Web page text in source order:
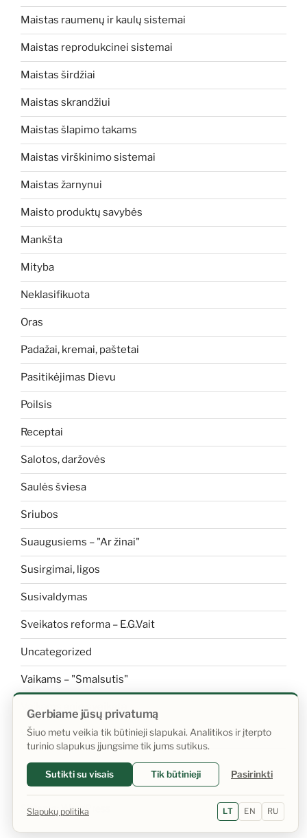
Maistas raumenų ir kaulų sistemai
Maistas reprodukcinei sistemai
Maistas širdžiai
Maistas skrandžiui
Maistas šlapimo takams
Maistas virškinimo sistemai
Maistas žarnynui
Maisto produktų savybės
Mankšta
Mityba
Neklasifikuota
Oras
Padažai, kremai, paštetai
Pasitikėjimas Dievu
Poilsis
Receptai
Salotos, daržovės
Saulės šviesa
Sriubos
Suaugusiems – "Ar žinai"
Susirgimai, ligos
Susivaldymas
Sveikatos reforma – E.G.Vait
Uncategorized
Vaikams – "Smalsutis"
Vaikams apie sveikatą
Vanduo
Sistema: WordPress
Gerbiame jūsų privatumą
Šiuo metu veikia tik būtinieji slapukai. Analitikos ir įterpto
turinio slapukus įjungsime tik jums sutikus.
Sutikti su visais Tik būtinieji Pasirinkti
Slapukų politika LT EN RU